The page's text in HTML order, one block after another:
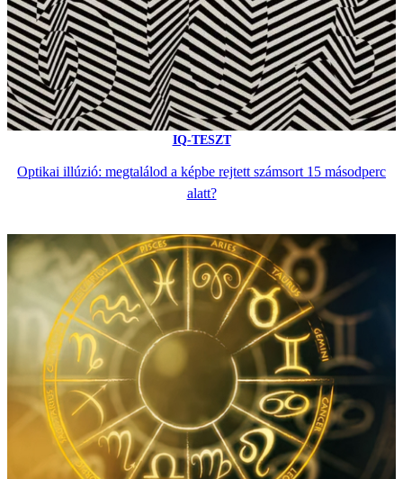
IQ-TESZT
Optikai illúzió: megtalálod a képbe rejtett számsort 15 másodperc
alatt?